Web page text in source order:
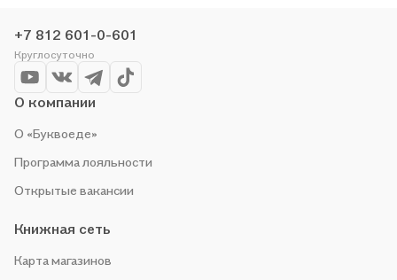
приятной цене. Например, организуем конкурсы и проводим
акции. Оставайтесь с нами, чтобы не упустить выгоду!
+7 812 601-0-601
Круглосуточно
О компании
О «Буквоеде»
Программа лояльности
Открытые вакансии
Книжная сеть
Карта магазинов